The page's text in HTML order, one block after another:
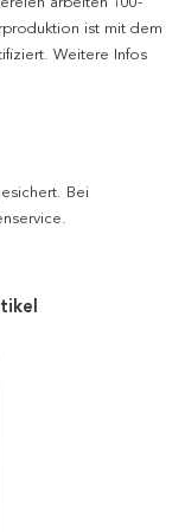
ist mit dem
Weitere Infos
Bei